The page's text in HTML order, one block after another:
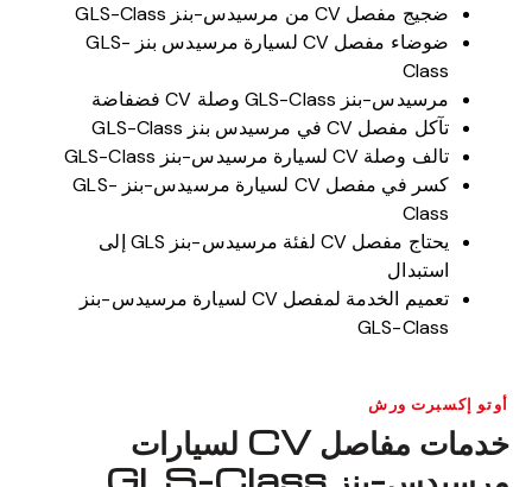
ضجيج مفصل CV من مرسيدس-بنز GLS-Class
ضوضاء مفصل CV لسيارة مرسيدس بنز GLS-
Class
مرسيدس-بنز GLS-Class وصلة CV فضفاضة
تآكل مفصل CV في مرسيدس بنز GLS-Class
تالف وصلة CV لسيارة مرسيدس-بنز GLS-Class
كسر في مفصل CV لسيارة مرسيدس-بنز GLS-
Class
يحتاج مفصل CV لفئة مرسيدس-بنز GLS إلى
استبدال
تعميم الخدمة لمفصل CV لسيارة مرسيدس-بنز
GLS-Class
أوتو إكسبرت ورش
خدمات مفاصل CV لسيارات